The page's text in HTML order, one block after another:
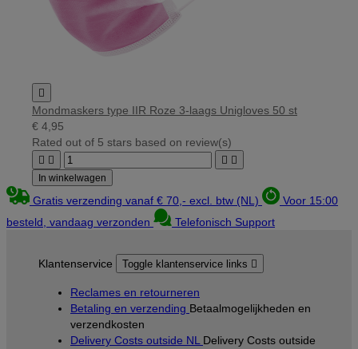

Mondmaskers type IIR Roze 3-laags Unigloves 50 st
€ 4,95
Rated out of 5 stars based on review(s)
   
In winkelwagen
Gratis verzending vanaf € 70,- excl. btw (NL)
Voor 15:00
besteld, vandaag verzonden
Telefonisch Support
Klantenservice Toggle klantenservice links 
Reclames en retourneren
Betaling en verzending Betaalmogelijkheden en
verzendkosten
Delivery Costs outside NL Delivery Costs outside